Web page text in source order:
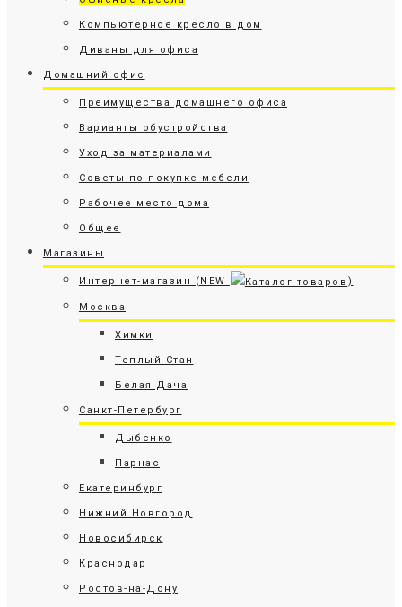
Компьютерное кресло в дом
Диваны для офиса
Домашний офис
Преимущества домашнего офиса
Варианты обустройства
Уход за материалами
Советы по покупке мебели
Рабочее место дома
Общее
Магазины
Интернет-магазин (NEW )
Москва
Химки
Теплый Стан
Белая Дача
Санкт-Петербург
Дыбенко
Парнас
Екатеринбург
Нижний Новгород
Новосибирск
Краснодар
Ростов-на-Дону